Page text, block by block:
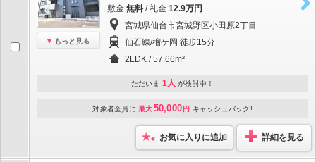
もっと見る
敷金 無料 / 礼金 12.9万円
宮城県仙台市宮城野区小田原2丁目
仙石線/榴ケ岡 徒歩15分
2LDK / 57.66m²
ただいま 1人 が検討中！
対象者全員に 最大50,000 円 キャッシュバック!
お気に入りに追加 詳細を見る